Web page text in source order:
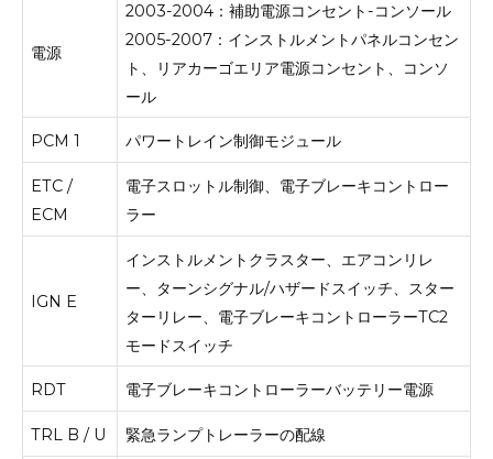
電源
2003-2004：補助電源コンセント-コンソール
2005-2007：インストルメントパネルコンセン
ト、リアカーゴエリア電源コンセント、コンソ
ール
PCM 1 パワートレイン制御モジュール
ETC /
ECM
電子スロットル制御、電子ブレーキコントロー
ラー
IGN E
インストルメントクラスター、エアコンリレ
ー、ターンシグナル/ハザードスイッチ、スター
ターリレー、電子ブレーキコントローラーTC2
モードスイッチ
RDT 電子ブレーキコントローラーバッテリー電源
TRL B / U 緊急ランプトレーラーの配線